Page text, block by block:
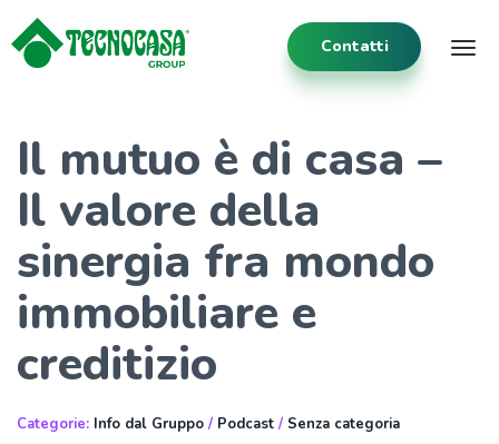
Contatti
Il mutuo è di casa –
Il valore della
sinergia fra mondo
immobiliare e
creditizio
Categorie: Info dal Gruppo / Podcast / Senza categoria